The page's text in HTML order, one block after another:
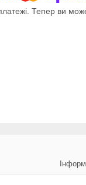
Тепер ви